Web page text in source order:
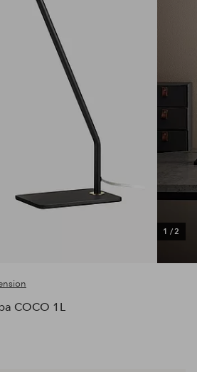
1 /2
COCO 1L